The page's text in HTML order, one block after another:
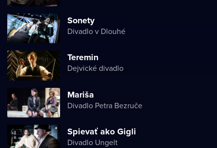
Sonety
Divadlo v Dlouhé
Teremin
Dejvické divadlo
Mariša
Divadlo Petra Bezruče
Spievať ako Gigli
Divadlo Ungelt